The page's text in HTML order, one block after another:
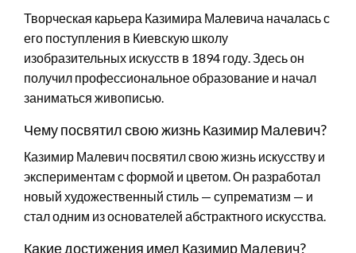
Творческая карьера Казимира Малевича началась с
его поступления в Киевскую школу
изобразительных искусств в 1894 году. Здесь он
получил профессиональное образование и начал
заниматься живописью.
Чему посвятил свою жизнь Казимир Малевич?
Казимир Малевич посвятил свою жизнь искусству и
экспериментам с формой и цветом. Он разработал
новый художественный стиль — супрематизм — и
стал одним из основателей абстрактного искусства.
Какие достижения имел Казимир Малевич?